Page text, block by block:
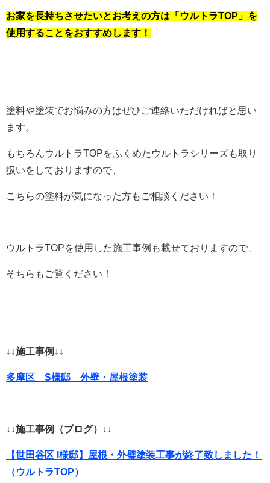
お家を長持ちさせたいとお考えの方は「ウルトラTOP」を
使用することをおすすめします！
塗料や塗装でお悩みの方はぜひご連絡いただければと思い
ます。
もちろんウルトラTOPをふくめたウルトラシリーズも取り
扱いをしておりますので、
こちらの塗料が気になった方もご相談ください！
ウルトラTOPを使用した施工事例も載せておりますので、
そちらもご覧ください！
↓↓施工事例↓↓
多摩区 S様邸 外壁・屋根塗装
↓↓施工事例（ブログ）↓↓
【世田谷区 I様邸】屋根・外璧塗装工事が終了致しました！
（ウルトラTOP）